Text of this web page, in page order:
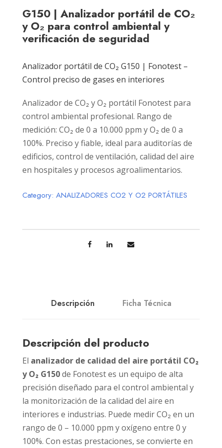
G150 | Analizador portátil de CO₂
y O₂ para control ambiental y
verificación de seguridad
Analizador portátil de CO₂ G150 | Fonotest –
Control preciso de gases en interiores
Analizador de CO₂ y O₂ portátil Fonotest para
control ambiental profesional. Rango de
medición: CO₂ de 0 a 10.000 ppm y O₂ de 0 a
100%. Preciso y fiable, ideal para auditorías de
edificios, control de ventilación, calidad del aire
en hospitales y procesos agroalimentarios.
Category: ANALIZADORES CO2 Y O2 PORTÁTILES
Descripción Ficha Técnica
Descripción del producto
El analizador de calidad del aire portátil CO₂
y O₂ G150de Fonotest es un equipo de alta
precisión diseñado para el control ambiental y
la monitorización de la calidad del aire en
interiores e industrias. Puede medir CO₂ en un
rango de 0 – 10.000 ppm y oxígeno entre 0 y
100%. Con estas prestaciones, se convierte en